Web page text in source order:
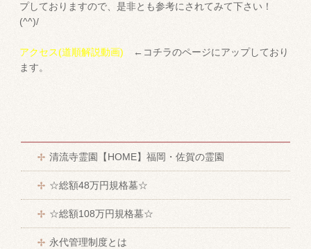
プしておりますので、是非とも参考にされてみて下さい！
(^^)/
アクセス(道順解説動画) ←コチラのページにアップしており
ます。
清流寺霊園【HOME】福岡・佐賀の霊園
☆総額48万円規格墓☆
☆総額108万円規格墓☆
永代管理制度とは